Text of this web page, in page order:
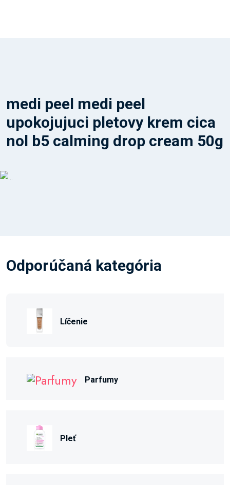
medi peel medi peel
upokojujuci pletovy krem cica
nol b5 calming drop cream 50g
Odporúčaná kategória
Líčenie
Parfumy
Pleť